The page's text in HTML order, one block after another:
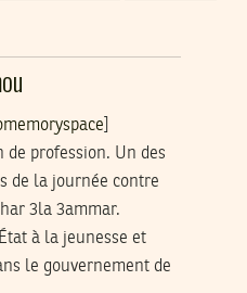
de profession. Un des
de la journée contre
3la 3ammar.
à la jeunesse et
le gouvernement de